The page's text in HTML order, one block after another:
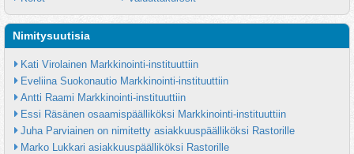
Nimitysuutisia
Kati Virolainen Markkinointi-instituuttiin
Eveliina Suokonautio Markkinointi-instituuttiin
Antti Raami Markkinointi-instituuttiin
Essi Räsänen osaamispäälliköksi Markkinointi-instituuttiin
Juha Parviainen on nimitetty asiakkuuspäälliköksi Rastorille
Marko Lukkari asiakkuuspäälliköksi Rastorille